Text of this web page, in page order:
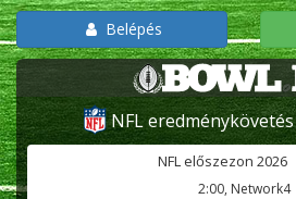
Belépés
NFL eredménykövetés
NFL előszezon 2026
2:00, Network4